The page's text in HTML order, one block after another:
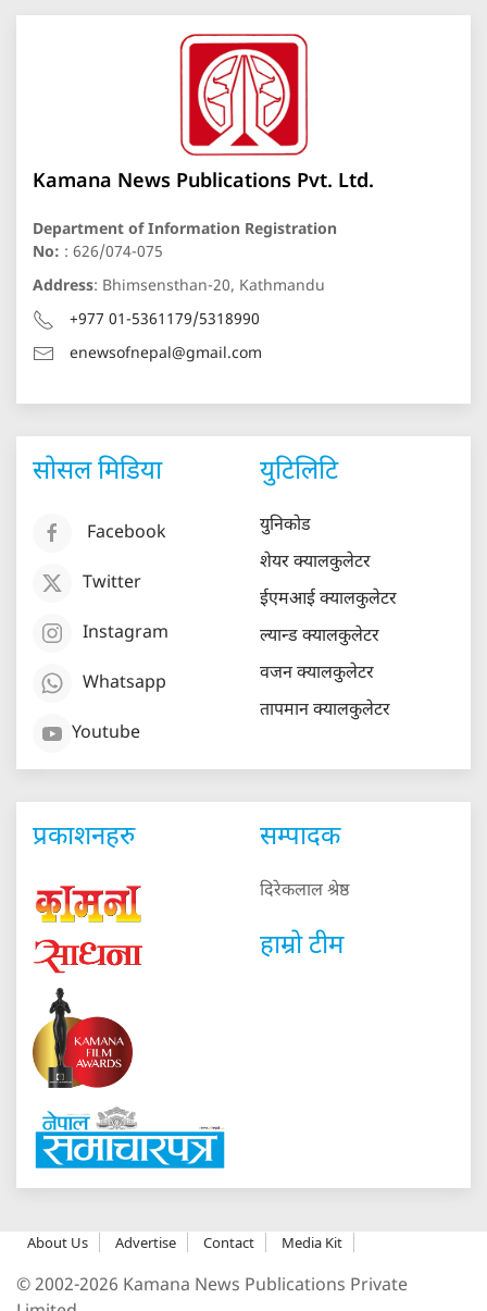
Kamana News Publications Pvt. Ltd.
Department of Information Registration
No: : 626/074-075
Address: Bhimsensthan-20, Kathmandu
+977 01-5361179/5318990
enewsofnepal@gmail.com
सोसल मिडिया
Facebook
Twitter
Instagram
Whatsapp
Youtube
युटिलिटि
युनिकोड
शेयर क्यालकुलेटर
ईएमआई क्यालकुलेटर
ल्यान्ड क्यालकुलेटर
वजन क्यालकुलेटर
तापमान क्यालकुलेटर
प्रकाशनहरु सम्पादक
दिरेकलाल श्रेष्ठ
हाम्रो टीम
About Us Advertise Contact Media Kit
© 2002-2026 Kamana News Publications Private